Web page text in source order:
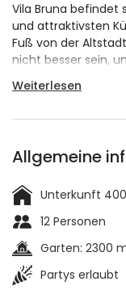
Vila Bruna befindet
und attraktivsten
Fuß von der
nicht besser sein,
Die Villa besteht
einen Urlaub mit
Sie ein Haustier?
Weiterlesen
Allgemeine
Unterkunft
12 Personen
Garten: 2300
Partys erlaubt